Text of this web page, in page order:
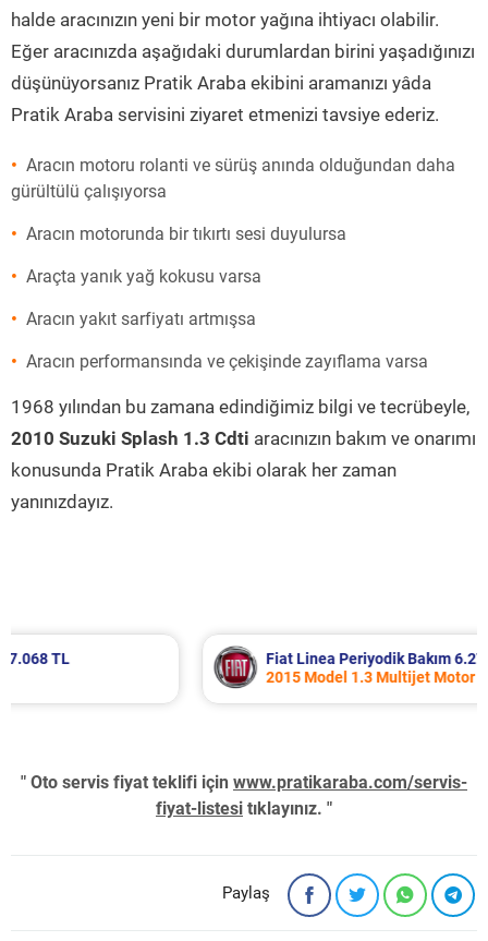
halde aracınızın yeni bir motor yağına ihtiyacı olabilir.
Eğer aracınızda aşağıdaki durumlardan birini yaşadığınızı
düşünüyorsanız Pratik Araba ekibini aramanızı yâda
Pratik Araba servisini ziyaret etmenizi tavsiye ederiz.
Aracın motoru rolanti ve sürüş anında olduğundan daha
gürültülü çalışıyorsa
Aracın motorunda bir tıkırtı sesi duyulursa
Araçta yanık yağ kokusu varsa
Aracın yakıt sarfiyatı artmışsa
Aracın performansında ve çekişinde zayıflama varsa
1968 yılından bu zamana edindiğimiz bilgi ve tecrübeyle,
2010 Suzuki Splash 1.3 Cdti aracınızın bakım ve onarımı
konusunda Pratik Araba ekibi olarak her zaman
yanınızdayız.
Fiat Linea Periyodik Bakım 6.272 TL
2015 Model 1.3 Multijet Motor
" Oto servis fiyat teklifi için www.pratikaraba.com/servis-
fiyat-listesi tıklayınız. "
Paylaş